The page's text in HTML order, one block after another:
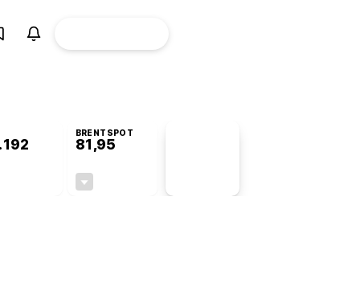
BRENTSPOT
81,95